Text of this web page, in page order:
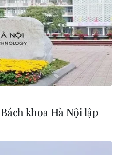
MỤC
tới mục tiêu
vận
khoa Hà Nội lập